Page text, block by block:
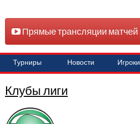
Прямые трансляции матчей
Турниры Новости Игроки
Клубы лиги